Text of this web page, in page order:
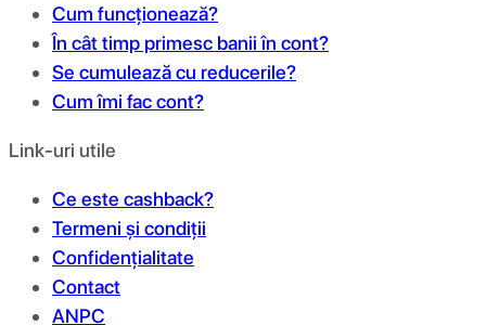
Cum funcționează?
În cât timp primesc banii în cont?
Se cumulează cu reducerile?
Cum îmi fac cont?
Link-uri utile
Ce este cashback?
Termeni și condiții
Confidențialitate
Contact
ANPC